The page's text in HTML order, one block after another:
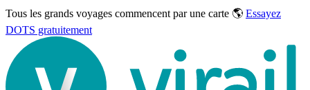
Tous les grands voyages commencent par une carte 🌎 Essayez
DOTS gratuitement